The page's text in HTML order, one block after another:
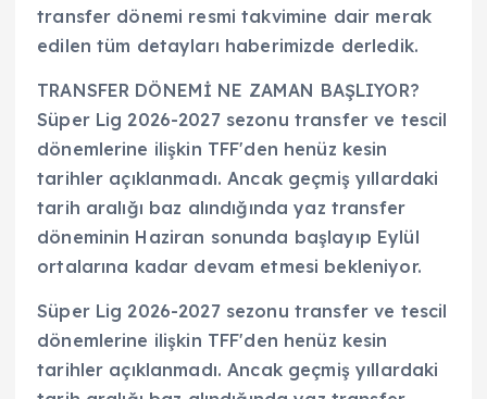
transfer dönemi resmi takvimine dair merak
edilen tüm detayları haberimizde derledik.
TRANSFER DÖNEMİ NE ZAMAN BAŞLIYOR?
Süper Lig 2026-2027 sezonu transfer ve tescil
dönemlerine ilişkin TFF'den henüz kesin
tarihler açıklanmadı. Ancak geçmiş yıllardaki
tarih aralığı baz alındığında yaz transfer
döneminin Haziran sonunda başlayıp Eylül
ortalarına kadar devam etmesi bekleniyor.
Süper Lig 2026-2027 sezonu transfer ve tescil
dönemlerine ilişkin TFF'den henüz kesin
tarihler açıklanmadı. Ancak geçmiş yıllardaki